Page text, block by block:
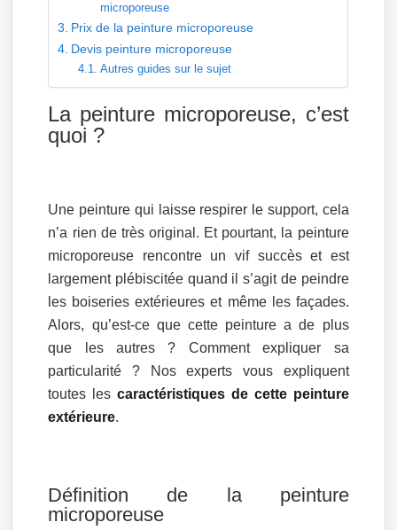
microporeuse
Prix de la peinture microporeuse
Devis peinture microporeuse
Autres guides sur le sujet
La peinture microporeuse, c’est
quoi ?
Une peinture qui laisse respirer le support, cela
n’a rien de très original. Et pourtant, la peinture
microporeuse rencontre un vif succès et est
largement plébiscitée quand il s’agit de peindre
les boiseries extérieures et même les façades.
Alors, qu’est-ce que cette peinture a de plus
que les autres ? Comment expliquer sa
particularité ? Nos experts vous expliquent
toutes lescaractéristiques de cette peinture
extérieure.
Définition de la peinture
microporeuse